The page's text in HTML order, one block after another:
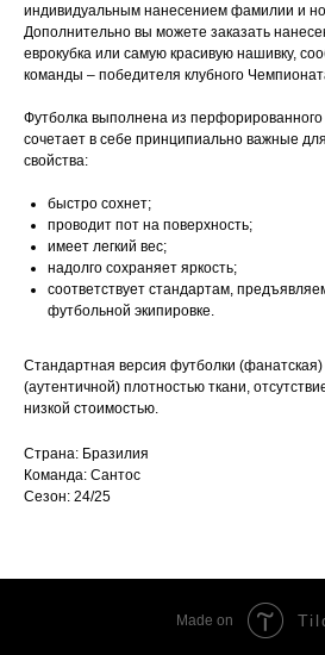
индивидуальным нанесением фамилии и
Дополнительно вы можете заказать
еврокубка или самую красивую нашивку,
команды – победителя клубного
Футболка выполнена из
сочетает в себе принципиально важные
свойства:
быстро сохнет;
проводит пот на поверхность;
имеет легкий вес;
надолго сохраняет яркость;
соответствует стандартам,
футбольной экипировке.
Стандартная версия футболки (фанатская)
(аутентичной) плотностью ткани,
низкой стоимостью.
Страна: Бразилия
Команда: Сантос
Сезон: 24/25
Made on